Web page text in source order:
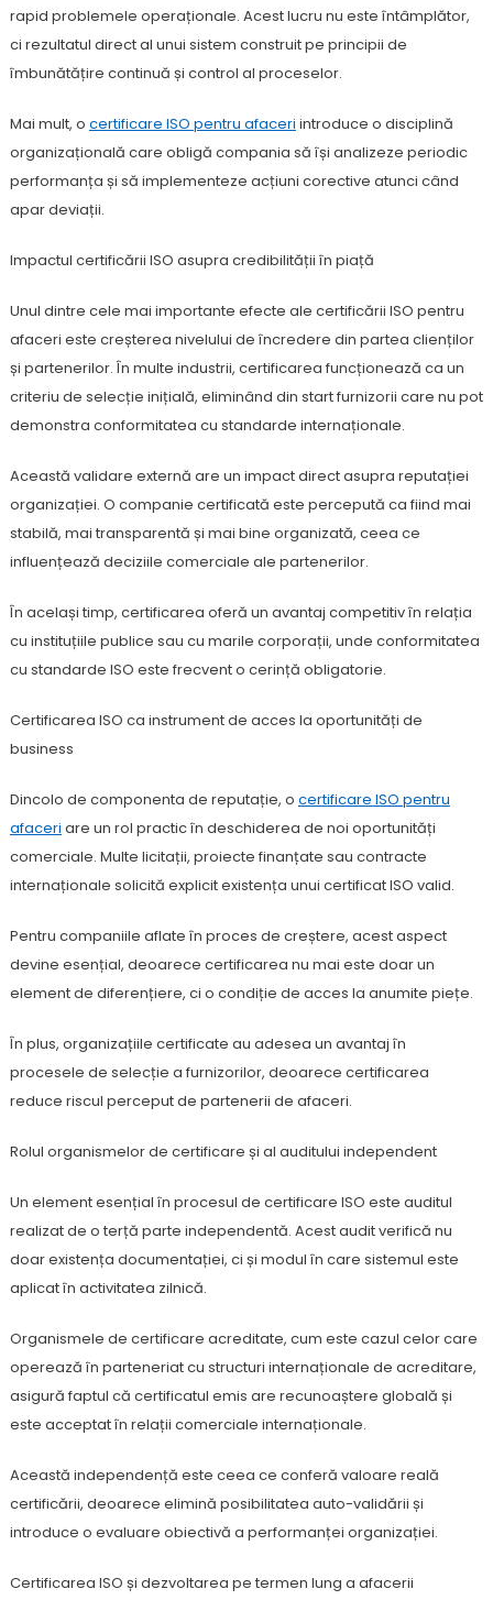
rapid problemele operaționale. Acest lucru nu este întâmplător,
ci rezultatul direct al unui sistem construit pe principii de
îmbunătățire continuă și control al proceselor.
Mai mult, o certificare ISO pentru afaceri introduce o disciplină
organizațională care obligă compania să își analizeze periodic
performanța și să implementeze acțiuni corective atunci când
apar deviații.
Impactul certificării ISO asupra credibilității în piață
Unul dintre cele mai importante efecte ale certificării ISO pentru
afaceri este creșterea nivelului de încredere din partea clienților
și partenerilor. În multe industrii, certificarea funcționează ca un
criteriu de selecție inițială, eliminând din start furnizorii care nu pot
demonstra conformitatea cu standarde internaționale.
Această validare externă are un impact direct asupra reputației
organizației. O companie certificată este percepută ca fiind mai
stabilă, mai transparentă și mai bine organizată, ceea ce
influențează deciziile comerciale ale partenerilor.
În același timp, certificarea oferă un avantaj competitiv în relația
cu instituțiile publice sau cu marile corporații, unde conformitatea
cu standarde ISO este frecvent o cerință obligatorie.
Certificarea ISO ca instrument de acces la oportunități de
business
Dincolo de componenta de reputație, o certificare ISO pentru
afaceri are un rol practic în deschiderea de noi oportunități
comerciale. Multe licitații, proiecte finanțate sau contracte
internaționale solicită explicit existența unui certificat ISO valid.
Pentru companiile aflate în proces de creștere, acest aspect
devine esențial, deoarece certificarea nu mai este doar un
element de diferențiere, ci o condiție de acces la anumite piețe.
În plus, organizațiile certificate au adesea un avantaj în
procesele de selecție a furnizorilor, deoarece certificarea
reduce riscul perceput de partenerii de afaceri.
Rolul organismelor de certificare și al auditului independent
Un element esențial în procesul de certificare ISO este auditul
realizat de o terță parte independentă. Acest audit verifică nu
doar existența documentației, ci și modul în care sistemul este
aplicat în activitatea zilnică.
Organismele de certificare acreditate, cum este cazul celor care
operează în parteneriat cu structuri internaționale de acreditare,
asigură faptul că certificatul emis are recunoaștere globală și
este acceptat în relații comerciale internaționale.
Această independență este ceea ce conferă valoare reală
certificării, deoarece elimină posibilitatea auto-validării și
introduce o evaluare obiectivă a performanței organizației.
Certificarea ISO și dezvoltarea pe termen lung a afacerii